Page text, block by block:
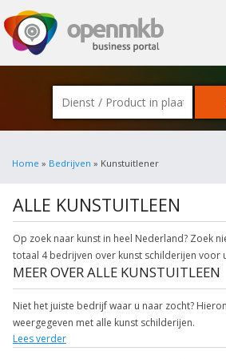
OPENMKB -
Home » Bedrijven » Kunstuitlener
ALLE KUNSTUITLEEN
Op zoek naar kunst in heel Nederland? Zoek
totaal 4 bedrijven over kunst schilderijen voor
MEER OVER ALLE KUNSTUITLEEN
Niet het juiste bedrijf waar u naar zocht?
weergegeven met alle kunst schilderijen.
Meer informatie betreffende kunst modern
Lees verder